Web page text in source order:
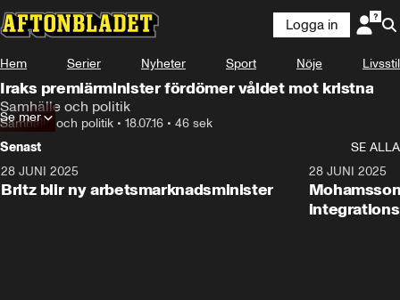
Logga in
Hem Serier Nyheter Sport Nöje Livsstil
Iraks premiärminister fördömer våldet mot kristna
Samhälle och politik
Samhälle och politik • 18.07.16 • 46 sek
Se mer
Senast
SE ALLA
28 JUNI 2025
Britz blir ny arbetsmarknadsminister
28 JUNI 2025